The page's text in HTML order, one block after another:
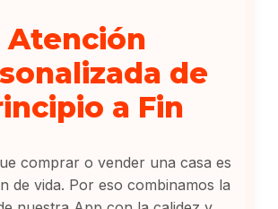
Atención
de
a Fin
comprar o vender una casa es
de vida. Por eso combinamos la